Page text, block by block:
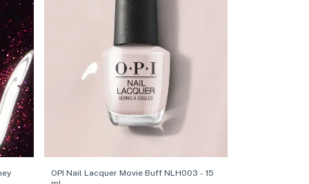
OPI Nail Lacquer Movie Buff NLH003 - 15